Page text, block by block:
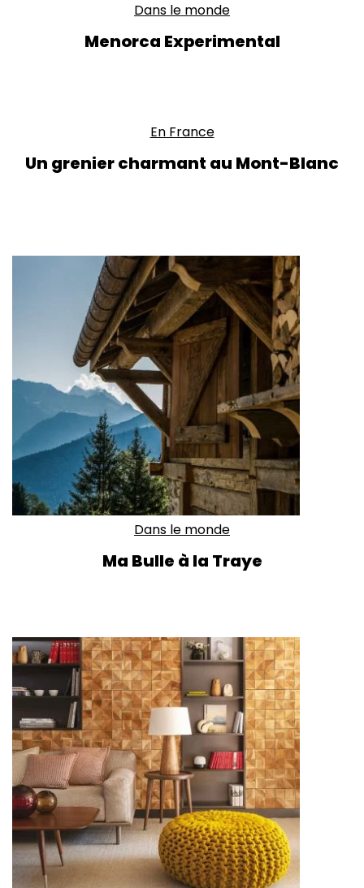
Dans le monde
Menorca Experimental
En France
Un grenier charmant au Mont-Blanc
Dans le monde
Ma Bulle à la Traye